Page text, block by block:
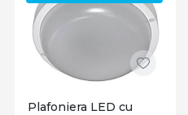
Plafoniera LED cu